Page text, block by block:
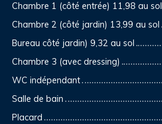
Chambre 1 (côté entrée) 11,98 au sol
Chambre 2 (côté jardin) 13,99 au sol
Bureau côté jardin) 9,32 au sol
Chambre 3 (avec dressing)
WC indépendant
Salle de bain
Placard